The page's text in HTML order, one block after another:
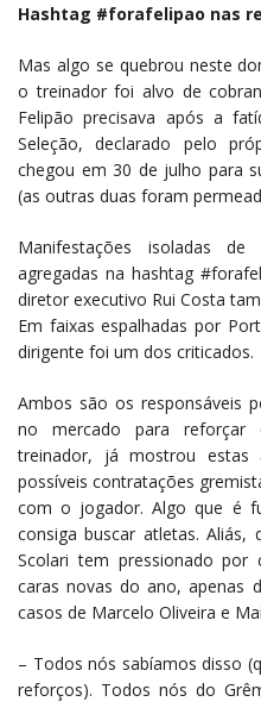
Hashtag #forafelipao nas
Mas algo se quebrou neste
o treinador foi alvo de
Felipão precisava após a
Seleção, declarado pelo
chegou em 30 de julho para
(as outras duas foram
Manifestações isoladas
agregadas na hashtag
diretor executivo Rui Costa
Em faixas espalhadas por
dirigente foi um dos criticados.
Ambos são os responsáveis
no mercado para reforçar
treinador, já mostrou estas
possíveis contratações
com o jogador. Algo que é
consiga buscar atletas.
Scolari tem pressionado por
caras novas do ano, apenas
casos de Marcelo Oliveira e
– Todos nós sabíamos disso
reforços). Todos nós do